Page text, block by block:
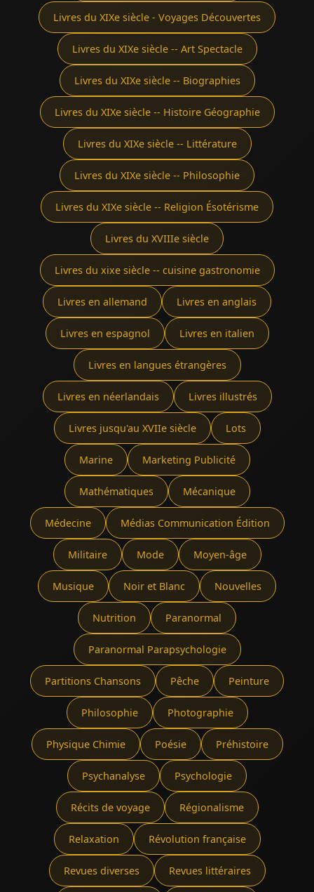
Livres du XIXe siècle - Voyages Découvertes
Livres du XIXe siècle -- Art Spectacle
Livres du XIXe siècle -- Biographies
Livres du XIXe siècle -- Histoire Géographie
Livres du XIXe siècle -- Littérature
Livres du XIXe siècle -- Philosophie
Livres du XIXe siècle -- Religion Ésotérisme
Livres du XVIIIe siècle
Livres du xixe siècle -- cuisine gastronomie
Livres en allemand Livres en anglais
Livres en espagnol Livres en italien
Livres en langues étrangères
Livres en néerlandais Livres illustrés
Livres jusqu'au XVIIe siècle Lots
Marine Marketing Publicité
Mathématiques Mécanique
Médecine Médias Communication Édition
Militaire Mode Moyen-âge
Musique Noir et Blanc Nouvelles
Nutrition Paranormal
Paranormal Parapsychologie
Partitions Chansons Pêche Peinture
Philosophie Photographie
Physique Chimie Poésie Préhistoire
Psychanalyse Psychologie
Récits de voyage Régionalisme
Relaxation Révolution française
Revues diverses Revues littéraires